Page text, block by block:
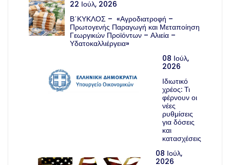
22 Ιούλ, 2026
Β΄ΚΥΚΛΟΣ – «Αγροδιατροφή –
Πρωτογενής Παραγωγή και Μεταποίηση
Γεωργικών Προϊόντων – Αλιεία –
Υδατοκαλλιέργεια»
08 Ιούλ,
2026
Ιδιωτικό
χρέος: Τι
φέρνουν οι
νέες
ρυθμίσεις
για δόσεις
και
κατασχέσεις
08 Ιούλ,
2026